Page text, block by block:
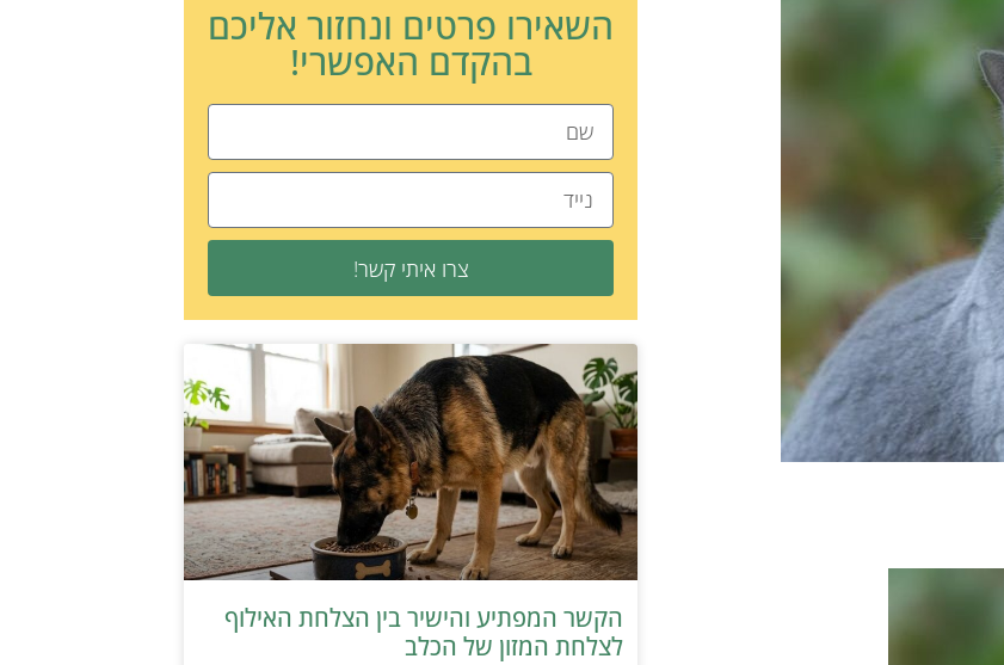
השאירו פרטים ונחזור אליכם
בהקדם האפשרי!
צרו איתי קשר!
הקשר המפתיע והישיר בין הצלחת האילוף
לצלחת המזון של הכלב